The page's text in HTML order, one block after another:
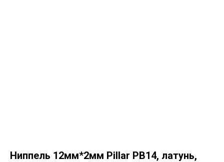
Ниппель 12мм*2мм Pillar PB14, латунь,